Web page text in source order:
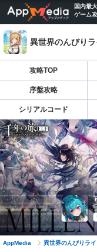
国内最
ゲーム
異世界のんびり
攻略TOP
序盤攻略
シリアルコード
AppMedia 異世界のんびりラ